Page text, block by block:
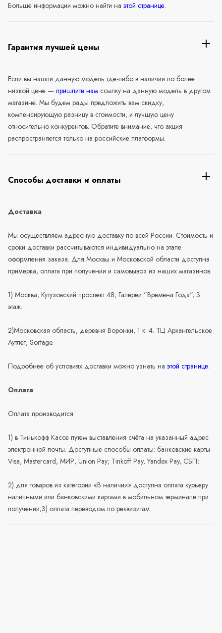
Больше информации можно найти на этой странице.
Гарантия лучшей цены
Если вы нашли данную модель где-либо в наличии по более
низкой цене — пришлите нам ссылку на данную модель в другом
магазине. Мы будем рады предложить вам скидку,
компенсирующую разницу в стоимости, и лучшую цену
относительно конкурентов. Обратите внимание, что акция
распространяется только на российские платформы.
Способы доставки и оплаты
Доставка
Мы осуществляем адресную доставку по всей России. Стоимость и
сроки доставки рассчитываются индивидуально на этапе
оформления заказа. Для Москвы и Московской области доступна
примерка, оплата при получении и самовывоз из наших магазинов:
1) Москва, Кутузовский проспект 48, Галереи "Времена Года", 3
этаж.
2)Московская область, деревня Воронки, 1 к. 4. ТЦ Архангельское
Аутлет, Sortage.
Подробнее об условиях доставки можно узнать на этой странице.
Оплата
Оплата производится:
1) в Тинькофф Кассе путем выставления счёта на указанный адрес
электронной почты. Доступные способы оплаты: банковские карты
Visa, Mastercard, МИР, Union Pay; Tinkoff Pay, Yandex Pay, СБП;
2) для товаров из категории «В наличии» доступна оплата курьеру
наличными или банковскими картами в мобильном терминале при
получении;3) оплата переводом по реквизитам.